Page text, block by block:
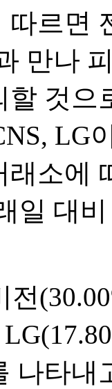
르면
만나
할 것으
LG
소에
일 대
나타